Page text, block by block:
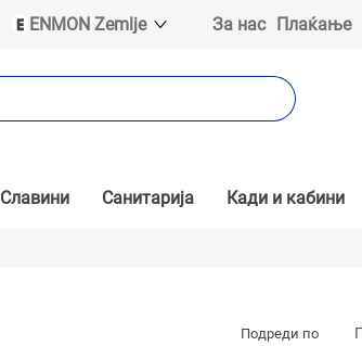
ENMON Zemlje
ENMON BIH
ENMON MKD
За нас Плаќање
Славини Санитарија Кади и кабини
Подреди по